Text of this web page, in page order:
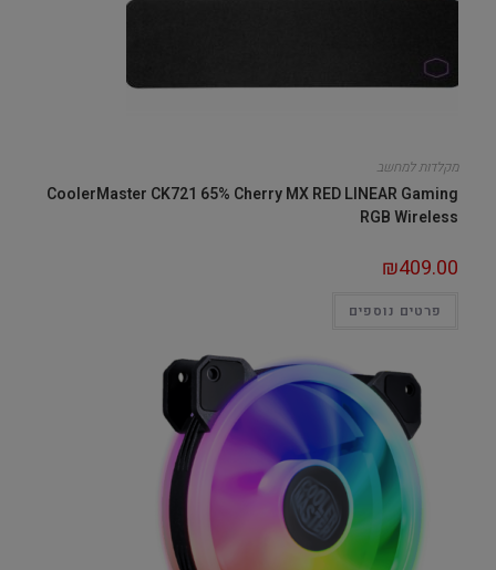
מקלדות למחשב
CoolerMaster CK721 65% Cherry MX RED LINEAR Gaming
RGB Wireless
₪409.00
פרטים נוספים